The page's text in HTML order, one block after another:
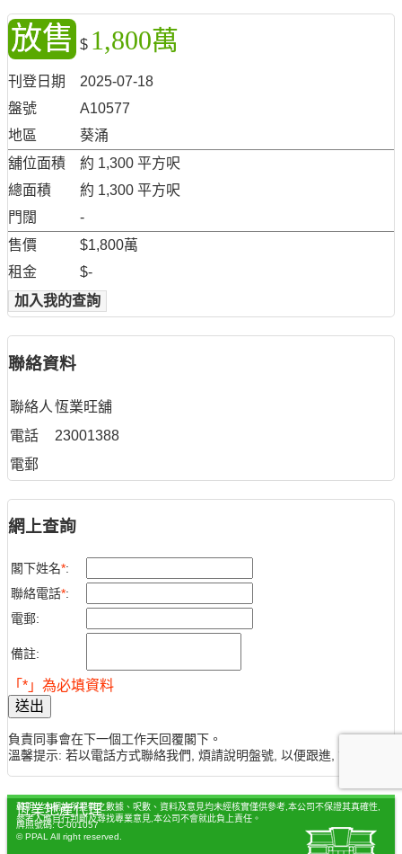
放售 $ 1,800萬
刊登日期
2025-07-18
盤號
A10577
地區
葵涌
舖位面積
約 1,300 平方呎
總面積
約 1,300 平方呎
門闊
-
售價
$1,800萬
租金
$-
加入我的查詢
聯絡資料
聯絡人 恆業旺舖
電話
23001388
電郵
網上查詢
閣下姓名*:
聯絡電話*:
電郵:
備註:
「*」為必填資料
送出
負責同事會在下一個工作天回覆閣下。
溫馨提示: 若以電話方式聯絡我們, 煩請說明盤號, 以便跟進, 謝謝。
聲明：本網站所提供之數據、呎數、資料及意見均未經核實僅供參考,本公司不保證其真確性,
參考人應自行判斷及尋找專業意見,本公司不會就此負上責任。
恆業地產代理
牌照號碼: C-001057
© PPAL All right reserved.